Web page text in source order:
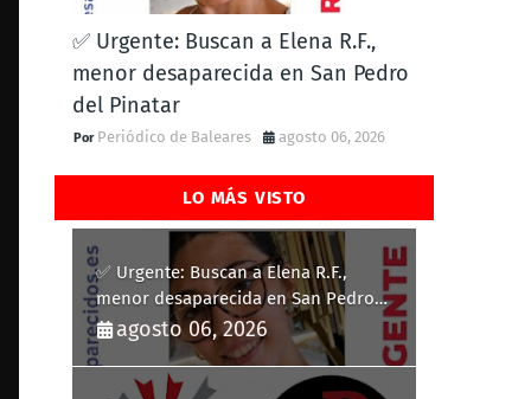
✅ Urgente: Buscan a Elena R.F.,
menor desaparecida en San Pedro
del Pinatar
Periódico de Baleares agosto 06, 2026
LO MÁS VISTO
✅ Urgente: Buscan a Elena R.F.,
menor desaparecida en San Pedro
del Pinatar
agosto 06, 2026